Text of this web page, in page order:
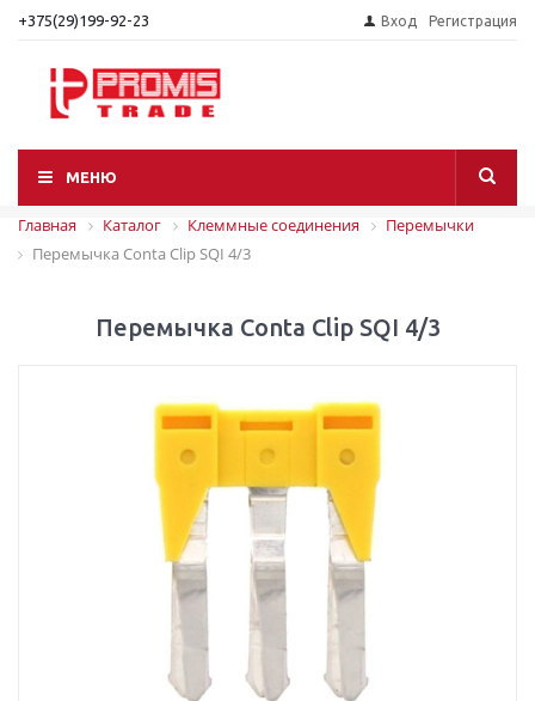
+375(29)199-92-23 Вход Регистрация
МЕНЮ
Главная Каталог Клеммные соединения
Перемычки
Перемычка Conta Clip SQI 4/3
Перемычка Conta Clip SQI 4/3